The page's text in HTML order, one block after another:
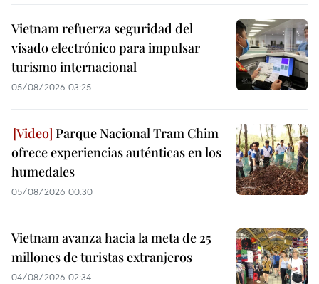
Vietnam refuerza seguridad del
visado electrónico para impulsar
turismo internacional
05/08/2026 03:25
Parque Nacional Tram Chim
ofrece experiencias auténticas en los
humedales
05/08/2026 00:30
Vietnam avanza hacia la meta de 25
millones de turistas extranjeros
04/08/2026 02:34